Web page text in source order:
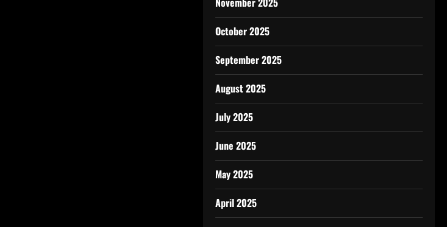
October 2025
September 2025
August 2025
July 2025
June 2025
May 2025
April 2025